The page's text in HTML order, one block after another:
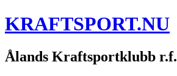
KRAFTSPORT.NU
Ålands Kraftsportklubb r.f.